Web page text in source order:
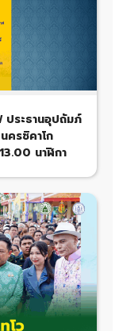
ประธานอุปถัมภ์
ครชิคาโก
นาฬิกา